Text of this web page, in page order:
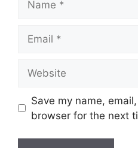
Save my name,
browser for the next